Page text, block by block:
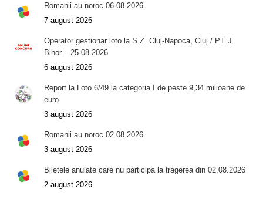
Romanii au noroc 06.08.2026
7 august 2026
Operator gestionar loto la S.Z. Cluj-Napoca, Cluj / P.L.J.
Bihor – 25.08.2026
6 august 2026
Report la Loto 6/49 la categoria I de peste 9,34 milioane de
euro
3 august 2026
Romanii au noroc 02.08.2026
3 august 2026
Biletele anulate care nu participa la tragerea din 02.08.2026
2 august 2026